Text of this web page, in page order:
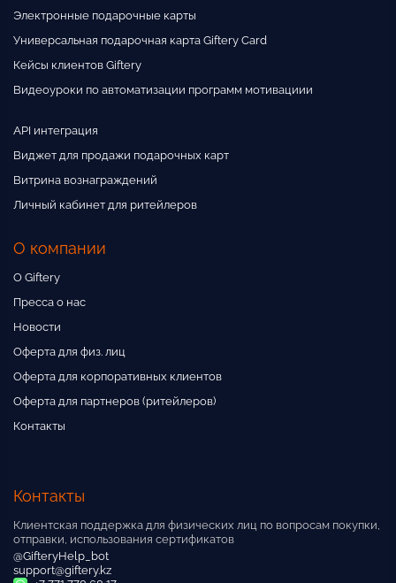
Электронные подарочные карты
Универсальная подарочная карта Giftery Card
Кейсы клиентов Giftery
Видеоуроки по автоматизации программ мотивациии
API интеграция
Виджет для продажи подарочных карт
Витрина вознаграждений
Личный кабинет для ритейлеров
О компании
О Giftery
Пресса о нас
Новости
Оферта для физ. лиц
Оферта для корпоративных клиентов
Оферта для партнеров (ритейлеров)
Контакты
Контакты
Клиентская поддержка для физических лиц по вопросам покупки,
отправки, использования сертификатов
@GifteryHelp_bot
support@giftery.kz